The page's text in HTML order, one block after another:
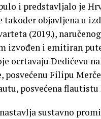
i predstavljalo je
objavljena u
(2019.),
izvođen i emitiran
ocrtavaju Dedićevu
posvećenu Filipu
posvećena
sustavno